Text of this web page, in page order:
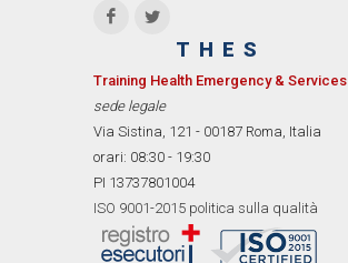
THES
Training Health Emergency & Services
sede legale
Via Sistina, 121 - 00187 Roma, Italia
orari: 08:30 - 19:30
PI 13737801004
ISO 9001-2015 politica sulla qualità